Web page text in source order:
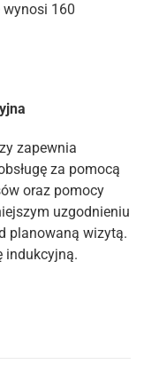
wynosi 160
zapewnia
za pomocą
oraz pomocy
uzgodnieniu
planowaną wizytą.
indukcyjną.